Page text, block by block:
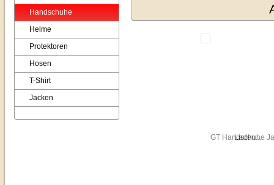
Handschuhe
Helme
Protektoren
Hosen
T-Shirt
Jacken
Laden...